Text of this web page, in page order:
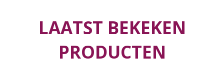
LAATST BEKEKEN
PRODUCTEN